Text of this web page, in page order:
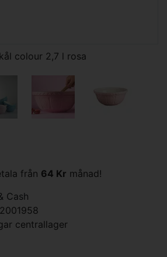
colour 2,7 l rosa
från 64 Kr månad!
Cash
centrallager